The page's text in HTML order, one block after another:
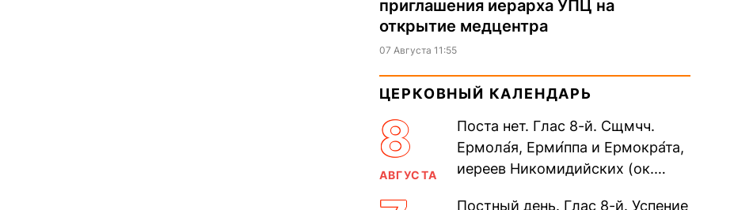
приглашения иерарха УПЦ на
открытие медцентра
07 Августа 11:55
ЦЕРКОВНЫЙ КАЛЕНДАРЬ
8
АВГУСТА
Поста нет. Глас 8-й. Сщмчч.
Ермола́я, Ерми́ппа и Ермокра́та,
иереев Никомидийских (ок.
Постный день. Глас 8-й. Успение